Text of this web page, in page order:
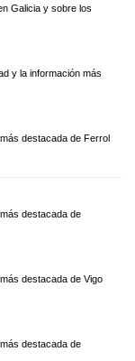
Galicia y sobre los
y la información más
destacada de Ferrol
destacada de
destacada de Vigo
destacada de